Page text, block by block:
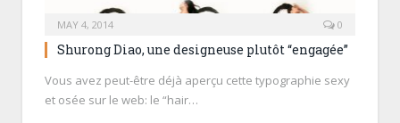
MAY 4, 2014 0
Shurong Diao, une designeuse plutôt “engagée”
Vous avez peut-être déjà aperçu cette typographie sexy
et osée sur le web: le “hair…